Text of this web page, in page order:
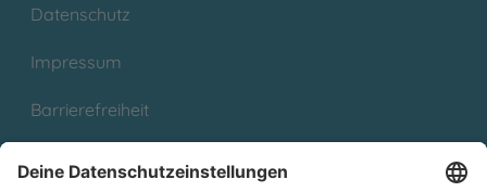
Datenschutz
Impressum
Barrierefreiheit